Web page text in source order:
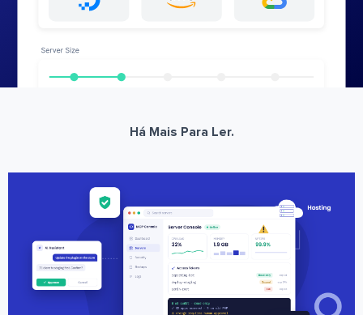
Há Mais Para Ler.